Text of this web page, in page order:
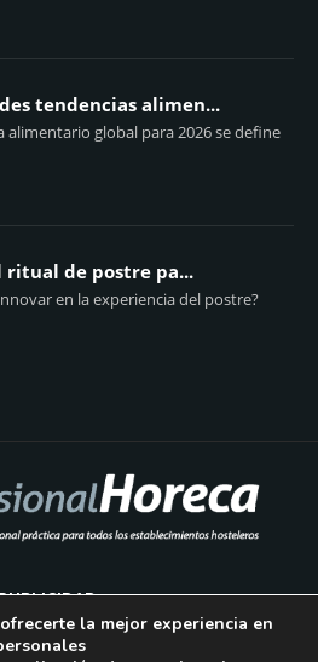
tendencias alimen...
alimentario global para 2026 se define
ritual de postre pa...
en la experiencia del postre?
la mejor experiencia en